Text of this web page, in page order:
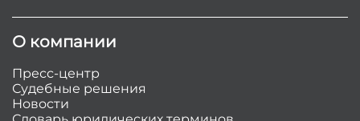
О компании
Пресс-центр
Судебные решения
Новости